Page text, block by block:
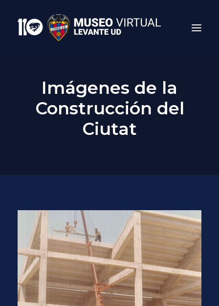
Search
Imágenes de la
Construcción del
Ciutat